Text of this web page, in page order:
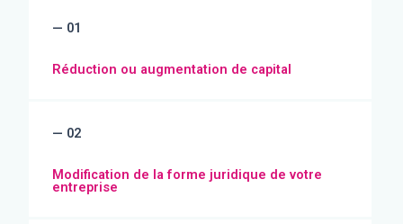
— 01
Réduction ou augmentation de capital
— 02
Modification de la forme juridique de votre
entreprise